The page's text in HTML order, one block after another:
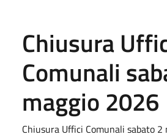
Chiusura
Comunali
maggio 2026
Chiusura Uffici Comunali sabato 2